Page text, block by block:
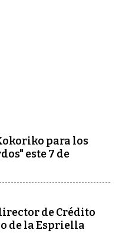
para los
este 7 de
de Crédito
de la Espriella